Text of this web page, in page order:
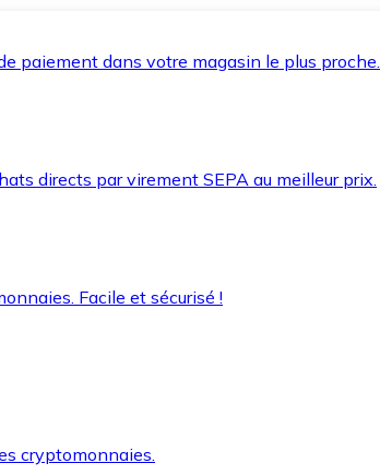
paiement dans votre magasin le plus proche.
directs par virement SEPA au meilleur prix.
Facile et sécurisé !
cryptomonnaies.